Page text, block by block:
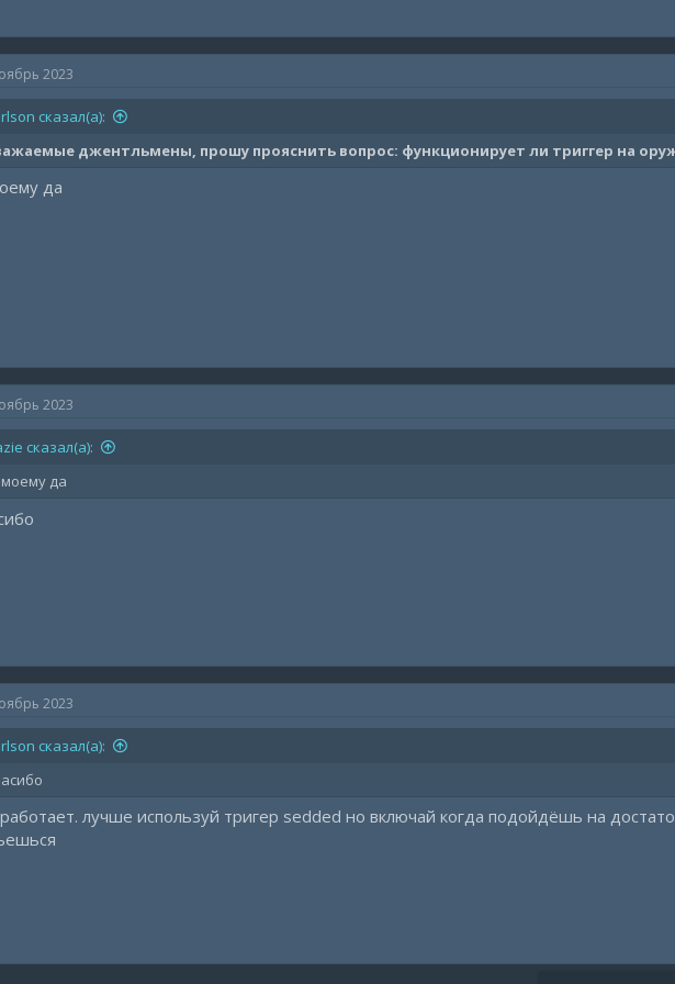
2023
сказал(а):
джентльмены, прошу прояснить вопрос: функционирует ли триггер на
да
2023
сказал(а):
да
2023
сказал(а):
лучше используй тригер sedded но включай когда подойдёшь на